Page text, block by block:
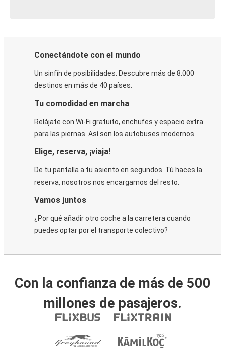
Conectándote con el mundo
Un sinfín de posibilidades. Descubre más de 8.000
destinos en más de 40 países.
Tu comodidad en marcha
Relájate con Wi-Fi gratuito, enchufes y espacio extra
para las piernas. Así son los autobuses modernos.
Elige, reserva, ¡viaja!
De tu pantalla a tu asiento en segundos. Tú haces la
reserva, nosotros nos encargamos del resto.
Vamos juntos
¿Por qué añadir otro coche a la carretera cuando
puedes optar por el transporte colectivo?
Con la confianza de más de 500
millones de pasajeros.